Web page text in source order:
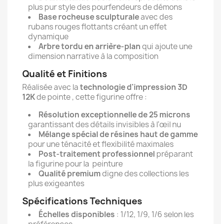
plus pur style des pourfendeurs de démons
Base rocheuse sculpturaleavec des
rubans rouges flottants créant un effet
dynamique
Arbre tordu en arrière-planqui ajoute une
dimension narrative à la composition
Qualité et Finitions
Réalisée avec latechnologie d'impression 3D
12Kde pointe , cette figurine offre :
Résolution exceptionnelle de 25 microns
garantissant des détails invisibles à l'œil nu
Mélange spécial de résines haut de gamme
pour une ténacité et flexibilité maximales
Post-traitement professionnel préparant
la figurine pour la peinture
Qualité premiumdigne des collections les
plus exigeantes
Spécifications Techniques
Échelles disponibles : 1/12, 1/9, 1/6 selon les